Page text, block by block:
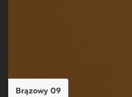
Brązowy 09